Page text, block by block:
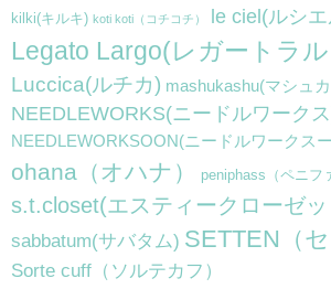
kilki(キルキ) koti koti（コチコチ） le ciel(ルシ
Legato Largo(レガートラ
Luccica(ルチカ) mashukashu(マシュ
NEEDLEWORKS(ニードルワーク
NEEDLEWORKSOON(ニードルワークス
ohana（オハナ） peniphass（ペニフ
s.t.closet(エスティークローゼ
sabbatum(サバタム) SETTEN（セ
Sorte cuff（ソルテカフ）